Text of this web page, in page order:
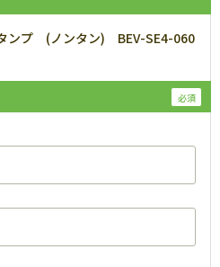
ンプ (ノンタン) BEV-SE4-060